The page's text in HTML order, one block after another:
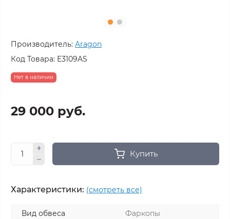
Производитель: Aragon
Код Товара: E3109AS
Нет в наличии
29 000 руб.
Купить
Характеристики: (смотреть все)
Вид обвеса
Фаркопы